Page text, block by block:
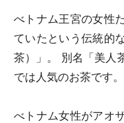
べトナム王宮の女性
ていたという伝統的
茶）」。 別名「美人
では人気のお茶です。
べトナム女性がアオ